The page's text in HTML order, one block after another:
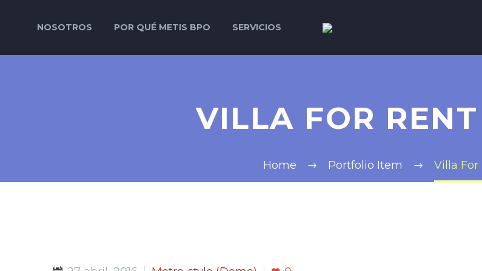
NOSOTROS POR QUÉ METIS BPO SERVICIOS
VILLA FOR
Home Portfolio Item Villa For